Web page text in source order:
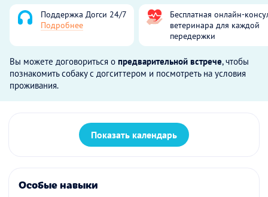
Поддержка Догси 24/7
Подробнее
Бесплатная онлайн-
ветеринара для каждой
передержки
Вы можете договориться о предварительной встрече, чтобы
познакомить собаку с догситтером и посмотреть на условия
проживания.
Показать календарь
Особые навыки